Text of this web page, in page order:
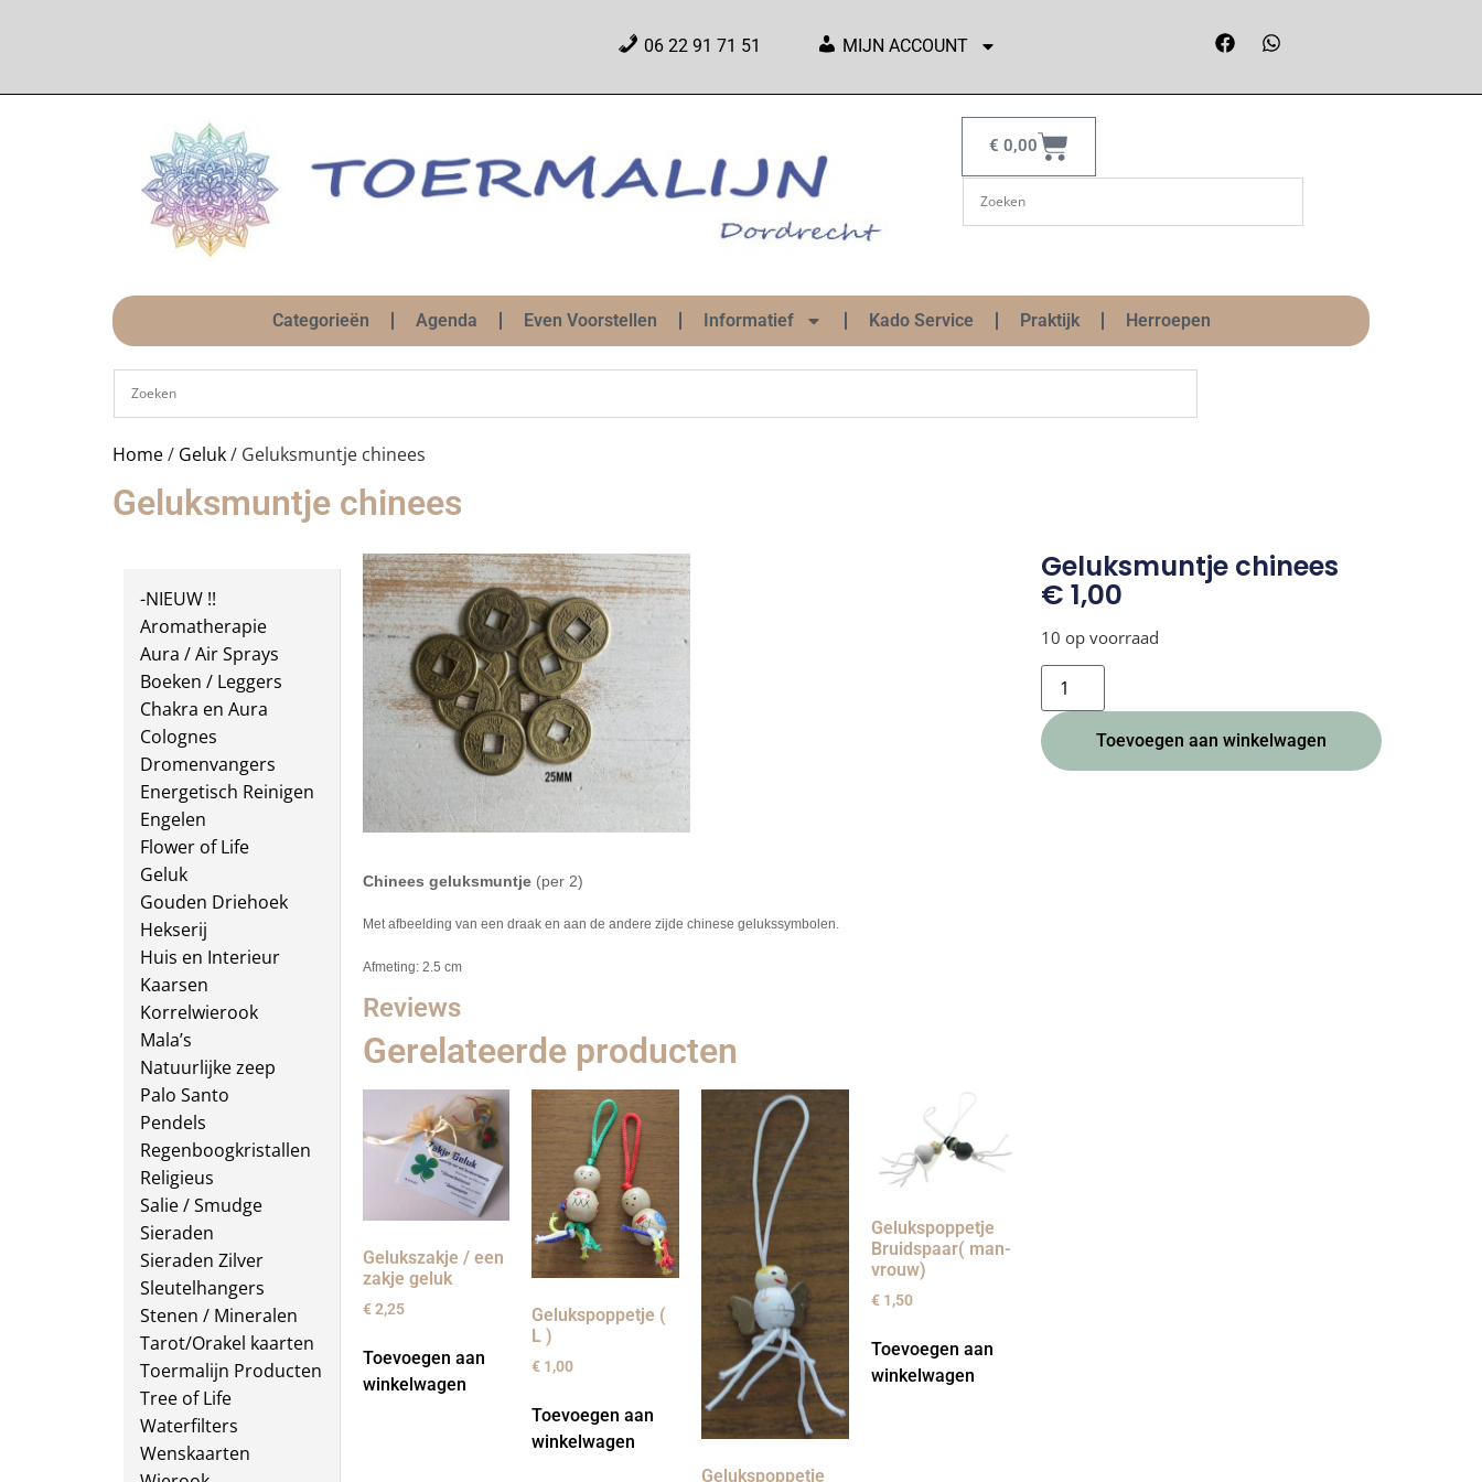
06 22 91 71 51 MIJN ACCOUNT
€ 0,00
Categorieën Agenda Even Voorstellen Informatief Kado Service Praktijk Herroepen
Home/ Geluk/ Geluksmuntje chinees
Geluksmuntje chinees
-NIEUW !!
Aromatherapie
Aura / Air Sprays
Boeken / Leggers
Chakra en Aura
Colognes
Dromenvangers
Energetisch Reinigen
Engelen
Flower of Life
Geluk
Gouden Driehoek
Hekserij
Huis en Interieur
Kaarsen
Korrelwierook
Mala’s
Natuurlijke zeep
Palo Santo
Pendels
Regenboogkristallen
Religieus
Salie / Smudge
Sieraden
Sieraden Zilver
Sleutelhangers
Stenen / Mineralen
Tarot/Orakel kaarten
Toermalijn Producten
Tree of Life
Waterfilters
Wenskaarten
Chinees geluksmuntje(per 2)
Met afbeelding van een draak en aan de andere zijde chinese gelukssymbolen.
Afmeting: 2.5 cm
Reviews
Gerelateerde producten
Gelukszakje / een
zakje geluk
€2,25
Toevoegen aan
winkelwagen
Gelukspoppetje (
L )
€ 1,00
Toevoegen aan
winkelwagen
Gelukspoppetje
Gelukspoppetje
Bruidspaar( man-
vrouw)
€ 1,50
Toevoegen aan
winkelwagen
Geluksmuntje chinees
€ 1,00
10 op voorraad
Toevoegen aan winkelwagen